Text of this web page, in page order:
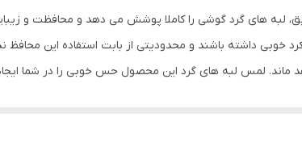
بی رنگ
لبه های گرد گوشی را کاملا پوشش می دهد و محافظت و
خوبی داشته باشند و محدودیتی از بابت استفاده این
ماند. لمس لبه های گرد این محصول حس خوبی را در شما